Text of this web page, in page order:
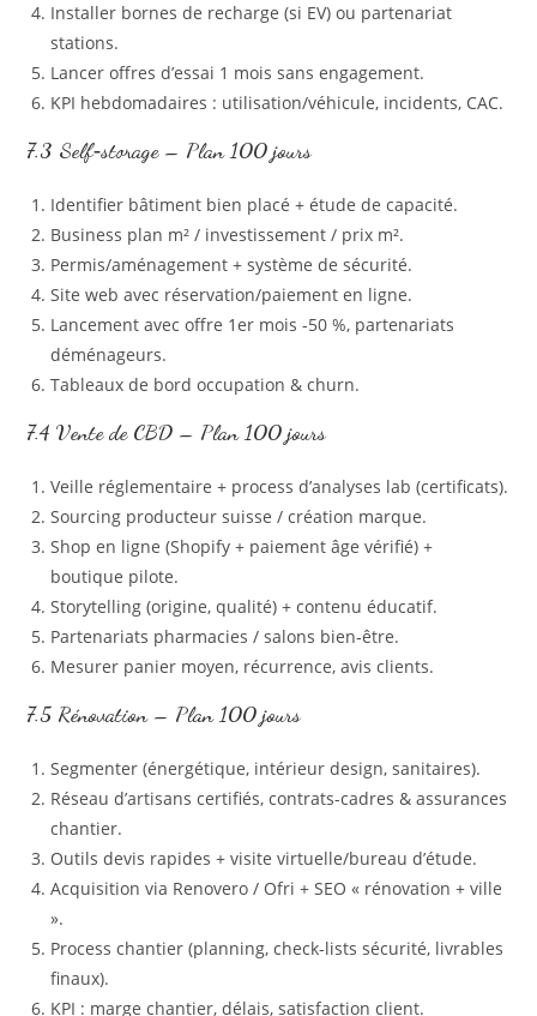
Installer bornes de recharge (si EV) ou partenariat
stations.
Lancer offres d’essai 1 mois sans engagement.
KPI hebdomadaires : utilisation/véhicule, incidents, CAC.
7.3 Self‑storage – Plan 100 jours
Identifier bâtiment bien placé + étude de capacité.
Business plan m² / investissement / prix m².
Permis/aménagement + système de sécurité.
Site web avec réservation/paiement en ligne.
Lancement avec offre 1er mois -50 %, partenariats
déménageurs.
Tableaux de bord occupation & churn.
7.4 Vente de CBD – Plan 100 jours
Veille réglementaire + process d’analyses lab (certificats).
Sourcing producteur suisse / création marque.
Shop en ligne (Shopify + paiement âge vérifié) +
boutique pilote.
Storytelling (origine, qualité) + contenu éducatif.
Partenariats pharmacies / salons bien‑être.
Mesurer panier moyen, récurrence, avis clients.
7.5 Rénovation – Plan 100 jours
Segmenter (énergétique, intérieur design, sanitaires).
Réseau d’artisans certifiés, contrats-cadres & assurances
chantier.
Outils devis rapides + visite virtuelle/bureau d’étude.
Acquisition via Renovero / Ofri + SEO « rénovation + ville
».
Process chantier (planning, check-lists sécurité, livrables
finaux).
KPI : marge chantier, délais, satisfaction client.